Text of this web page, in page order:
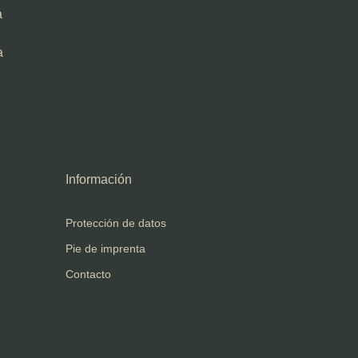
Información
Protección de datos
Pie de imprenta
Contacto